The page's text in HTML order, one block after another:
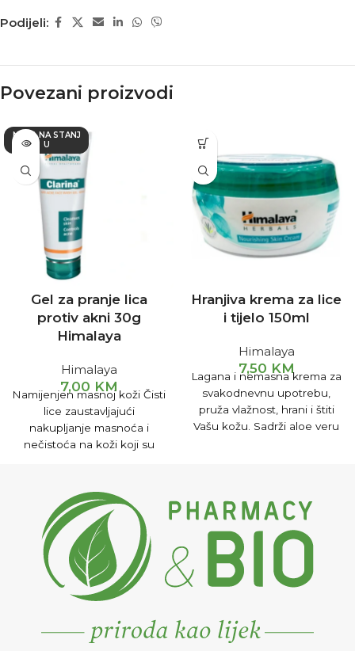
Podijeli:
Povezani proizvodi
NEMA NA STANJ
U
Gel za pranje lica
protiv akni 30g
Himalaya
Himalaya
7,00 KM
Namijenjen masnoj koži Čisti
lice zaustavljajući
nakupljanje masnoća i
nečistoća na koži koji su
svježu i kožu bez akni.
Clarina gel za pranje lica
protiv akni formulisan je od
posebno odabranih biljaka
dokazane učinkovitosti za
nježnu kožu i kožu bez akni.
Uklanja mrtve stanice kože,
mitisere i mrlje te održava
pore čistim. Nim djeluje
Hranjiva krema za lice
i tijelo 150ml
Himalaya
7,50 KM
Lagana i nemasna krema za
svakodnevnu upotrebu,
pruža vlažnost, hrani i štiti
Vašu kožu. Sadrži aloe veru
isušivanja. Namijenjena svim